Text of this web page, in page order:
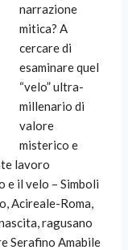
narrazione
mitica? A
cercare di
esaminare quel
“velo” ultra-
millenario di
valore
misterico e
lavoro
e il velo – Simboli
Acireale-Roma,
ragusano
Serafino Amabile